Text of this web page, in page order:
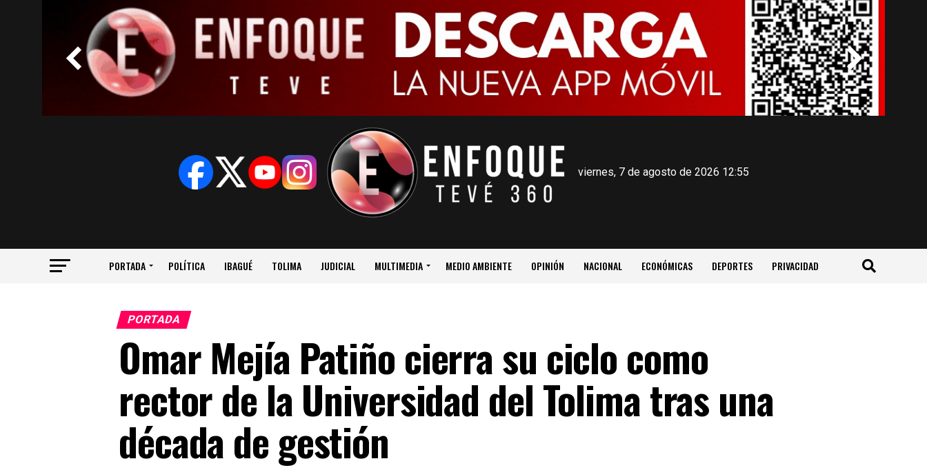
viernes, 7 de agosto de 2026 12:55
PORTADA POLÍTICA IBAGUÉ TOLIMA JUDICIAL MULTIMEDIA MEDIO AMBIENTE OPINIÓN NACIONAL ECONÓMICAS DEPORTES PRIVACIDAD
PORTADA
Omar Mejía Patiño cierra su ciclo como
rector de la Universidad del Tolima tras una
década de gestión